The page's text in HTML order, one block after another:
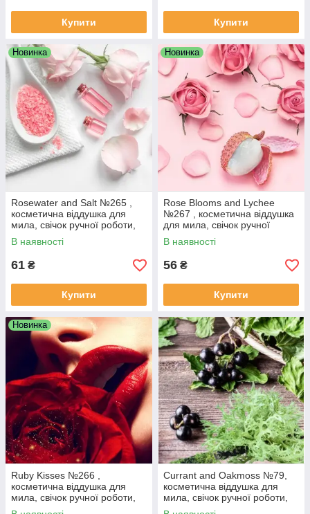
Купити Купити
Новинка
Rosewater and Salt №265 ,
косметична віддушка для
мила, свічок ручної роботи,
США, ваніль 0%
В наявності
61 ₴
Купити
Новинка
Rose Blooms and Lychee
№267 , косметична віддушка
для мила, свічок ручної
роботи, США, ваніль 0,3%
В наявності
56 ₴
Купити
Новинка
Ruby Kisses №266 ,
косметична віддушка для
мила, свічок ручної роботи,
США, ваніль 0%
Currant and Oakmoss №79,
косметична віддушка для
мила, свічок ручної роботи,
США, ваніль 0%